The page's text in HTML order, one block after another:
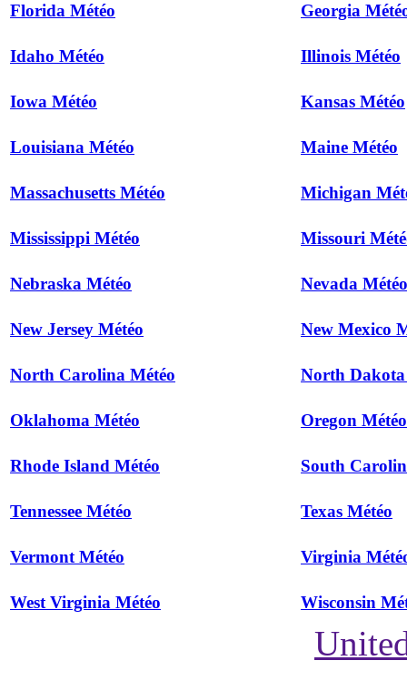
Florida Météo Georgia
Idaho Météo Illinois Météo
Iowa Météo Kansas Météo
Louisiana Météo Maine Météo
Massachusetts Météo Michigan
Mississippi Météo Missouri
Nebraska Météo Nevada Météo
New Jersey Météo New Mexico
North Carolina Météo North Dakota
Oklahoma Météo Oregon Météo
Rhode Island Météo South
Tennessee Météo Texas Météo
Vermont Météo Virginia
West Virginia Météo Wisconsin